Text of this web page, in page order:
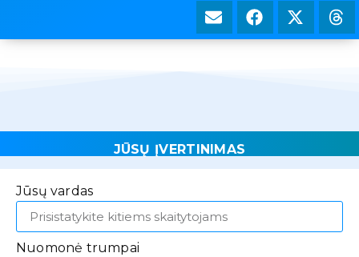
JŪSŲ ĮVERTINIMAS
Jūsų vardas
Nuomonė trumpai